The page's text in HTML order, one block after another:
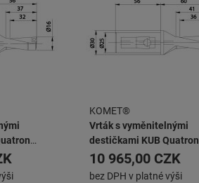
K20
KOMET®
Vrták s vyměnitelnými
destičkami KUB Quatron
KUB-Q.2D.175.R.05-K25
10 965,00 CZK
bez DPH v platné výši